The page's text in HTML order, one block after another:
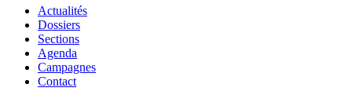
Actualités
Dossiers
Sections
Agenda
Campagnes
Contact